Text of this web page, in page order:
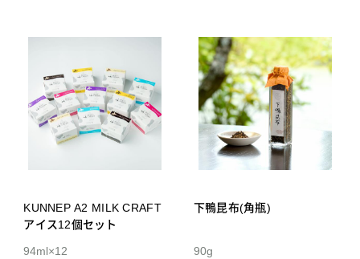
KUNNEP A2 MILK CRAFT
アイス12個セット
94ml×12
下鴨昆布(角瓶)
90g